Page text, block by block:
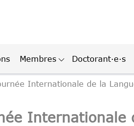
Membres Doctorant·e·s
Internationale de la
Internationale